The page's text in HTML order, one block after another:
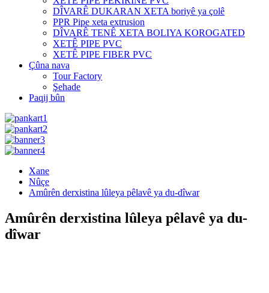
DÎVARÊ DUKARAN XETA boriyê ya çolê
PPR Pipe xeta extrusion
DÎVARÊ TENÊ XETA BOLIYA KOROGATED
XETÊ PIPE PVC
XETÊ PIPE FIBER PVC
Çûna nava
Tour Factory
Şehade
Paqij bûn
Xane
Nûçe
Amûrên derxistina lûleya pêlavê ya du-dîwar
Amûrên derxistina lûleya pêlavê ya du-
dîwar